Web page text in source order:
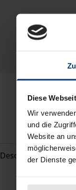
Diese
Wir
und die
Website an
der Dienste
Description